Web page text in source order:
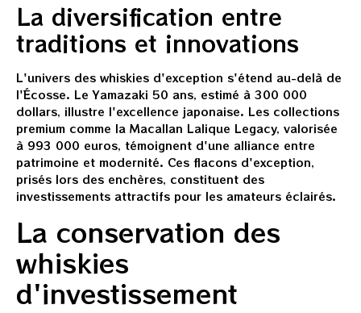
La diversification entre
traditions et innovations
L'univers des whiskies d'exception s'étend au-delà de
l'Écosse. Le Yamazaki 50 ans, estimé à 300 000
dollars, illustre l'excellence japonaise. Les collections
premium comme la Macallan Lalique Legacy, valorisée
à 993 000 euros, témoignent d'une alliance entre
patrimoine et modernité. Ces flacons d'exception,
prisés lors des enchères, constituent des
investissements attractifs pour les amateurs éclairés.
La conservation des
whiskies
d'investissement